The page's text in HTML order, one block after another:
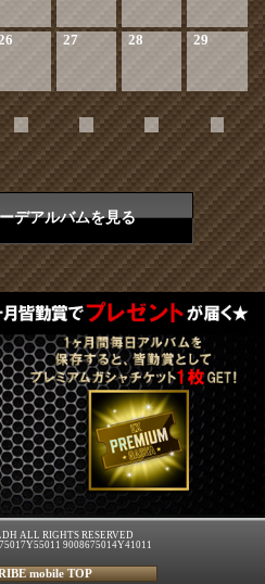
27 28 29
デアルバムを見る
ALL RIGHTS RESERVED
9008675014Y41011
mobile TOP